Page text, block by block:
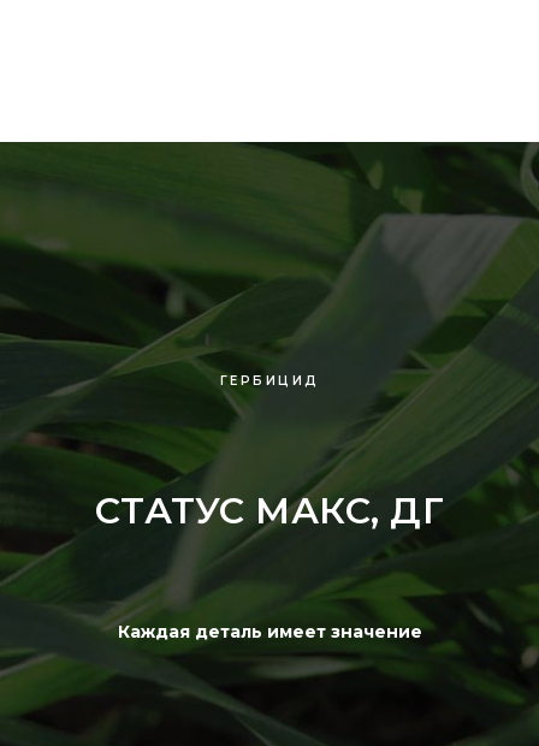
ГЕРБИЦИД
СТАТУС МАКС, ДГ
Каждая деталь имеет значение